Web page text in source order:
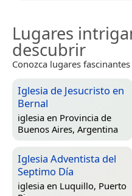
Lugares
descubrir
Conozca lugares
Iglesia de Jesucristo en
Bernal
iglesia en Provincia de
Buenos Aires, Argentina
Iglesia Adventista del
Septimo Día
iglesia en Luquillo, Puerto